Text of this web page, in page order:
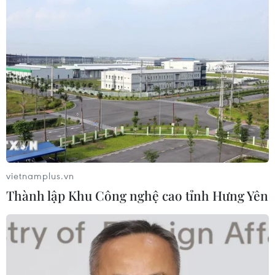
CƠ QUAN CHỦ QUẢN: THÔNG TẤN XÃ VIỆT NAM
Tổng Biên tập: TRẦN TIẾN DUẨN
Phó Tổng Biên tập: NGUYỄN THỊ TÁM, KHÚC THANH
THỦY
Sở hữu trí tuệ
Quy định sử dụng
RSS
Hỗ trợ
TTXVN
vietnamplus.vn
Thành lập Khu Công nghệ cao tỉnh Hưng Yên